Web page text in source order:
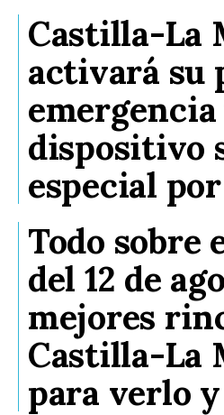
Castilla-La
activará su
dispositivo
especial
Todo sobre
del 12 de
mejores
Castilla-La
para verlo